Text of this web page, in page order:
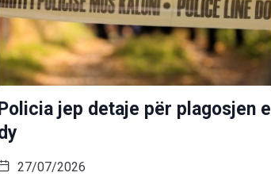
Policia jep detaje për plagosjen e
27/07/2026